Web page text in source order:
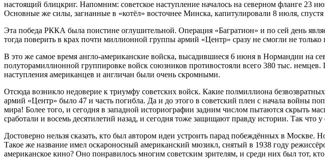
настоящий блицкриг. Напомним: советское наступление началось на северном фланге
Основные же силы, загнанные в «котёл» восточнее Минска, капитулировали 8 июля, спустя
Эта победа РККА была поистине оглушительной. Операция «Багратион» и по сей день
тогда поверить в крах почти миллионной группы армий «Центр» сразу не смогли не
В это же самое время англо-американские войска, высадившиеся 6 июня в Нормандии на
полуторамиллионной группировке войск союзников противостояли всего 380 тыс.
наступления американцев и англичан были очень скромными.
Отсюда возникло недоверие к триумфу советских войск. Какие полмиллиона
армий «Центр» было 47 и часть погибла. Да и до этого в советский плен с начала войны
мира! Более того, и сегодня в западной историографии задним числом пытаются скрыть
сработали и восемь десятилетий назад, и сегодня тоже защищают правду истории. Так что у
Достоверно нельзя сказать, кто был автором идеи устроить парад побеждённых в
Такое же название имел оскароносный американский мюзикл, снятый в 1938 году
американское кино? Оно понравилось многим советским зрителям, и среди них был тот,